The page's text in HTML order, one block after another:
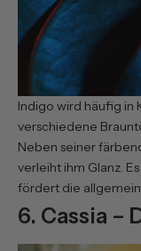
Indigo wird häufig in
verschiedene
Neben seiner
verleiht ihm Glanz.
fördert die
6. Cassia –